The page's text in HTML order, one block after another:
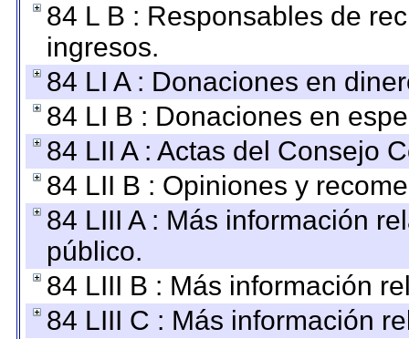
84 L B : Responsables de
ingresos.
84 LI A : Donaciones en
84 LI B : Donaciones en
84 LII A : Actas del Consejo
84 LII B : Opiniones y
84 LIII A : Más información
público.
84 LIII B : Más información
84 LIII C : Más información